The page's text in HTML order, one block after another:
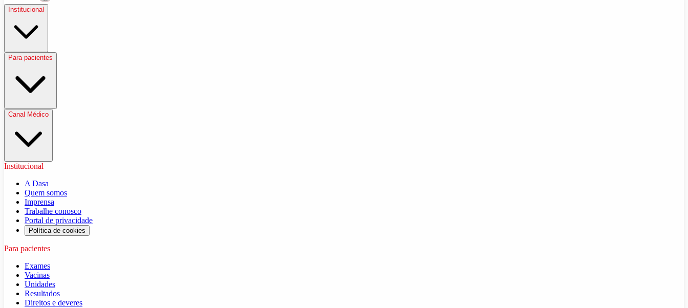
Institucional
Para pacientes
Canal Médico
Institucional
A Dasa
Quem somos
Imprensa
Trabalhe conosco
Portal de privacidade
Política de cookies
Para pacientes
Exames
Vacinas
Unidades
Resultados
Direitos e deveres